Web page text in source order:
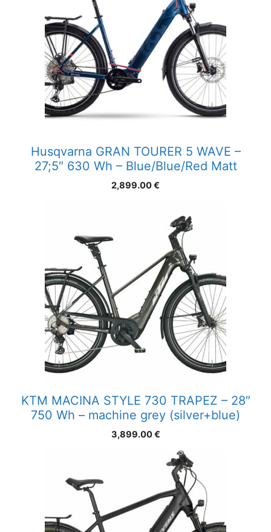
Husqvarna GRAN TOURER 5 WAVE –
27;5″ 630 Wh – Blue/Blue/Red Matt
2,899.00€
KTM MACINA STYLE 730 TRAPEZ – 28″
750 Wh – machine grey (silver+blue)
3,899.00€